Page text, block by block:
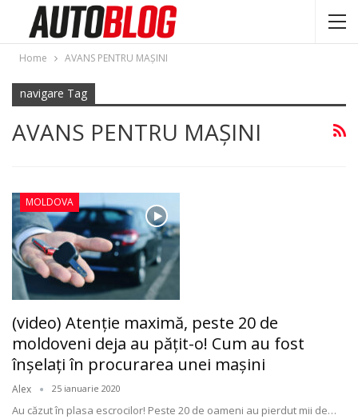
Home AVANS PENTRU MAŞINI
navigare Tag
AVANS PENTRU MAŞINI
MOLDOVA
(video) Atenţie maximă, peste 20 de
moldoveni deja au păţit-o! Cum au fost
înșelați în procurarea unei maşini
Alex 25 ianuarie 2020
Au căzut în plasa escrocilor! Peste 20 de oameni au pierdut mii de…